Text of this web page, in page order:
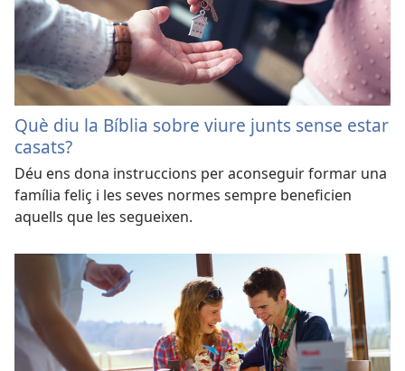
Què diu la Bíblia sobre viure junts sense estar
casats?
Déu ens dona instruccions per aconseguir formar una
família feliç i les seves normes sempre beneficien
aquells que les segueixen.